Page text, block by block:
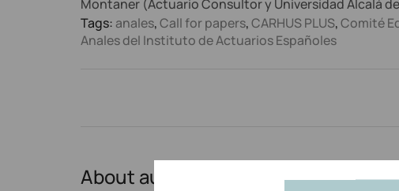
Montaner (Actuario Consultor y Universidad Alcalá
Tags: anales,Call for papers,CARHUS PLUS,Comité
Anales del Instituto de Actuarios Españoles
About author